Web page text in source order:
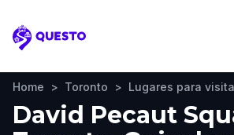
Questo
Home > Toronto > Lugares para
David Pecaut